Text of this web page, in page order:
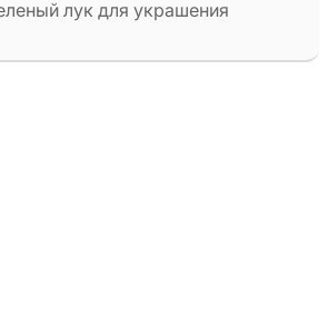
лук для украшения